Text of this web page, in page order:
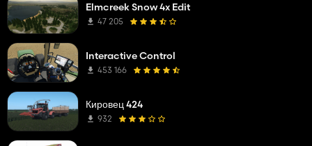
Elmcreek Snow 4x Edit
47 205
Interactive Control
453 166
Кировец 424
932